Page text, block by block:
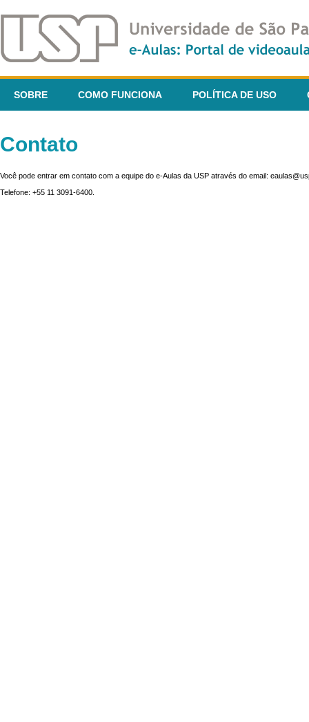
SOBRE COMO FUNCIONA POLÍTICA DE USO
Contato
Você pode entrar em contato com a equipe do e-Aulas da USP através do email:
Telefone: +55 11 3091-6400.